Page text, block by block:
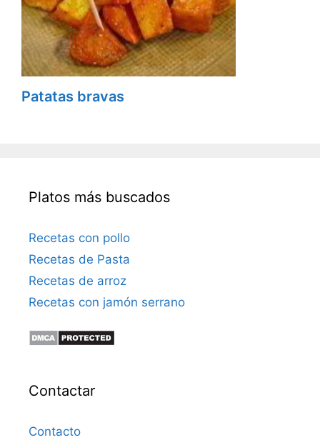
Patatas bravas
Platos más buscados
Recetas con pollo
Recetas de Pasta
Recetas de arroz
Recetas con jamón serrano
Contactar
Contacto